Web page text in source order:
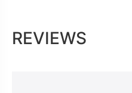
REVIEWS